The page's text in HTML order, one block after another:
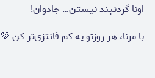
اونا گردنبند نیستن… جادوان!
با مرنا، هر روزتو یه کم فانتزی‌تر کن 💜